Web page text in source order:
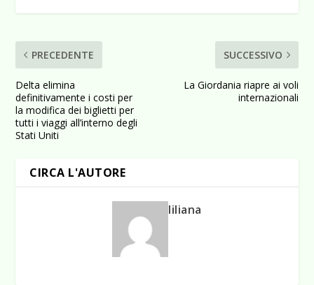
PRECEDENTE
Delta elimina
definitivamente i costi per
la modifica dei biglietti per
tutti i viaggi all’interno degli
Stati Uniti
SUCCESSIVO
La Giordania riapre ai voli
internazionali
CIRCA L'AUTORE
liliana